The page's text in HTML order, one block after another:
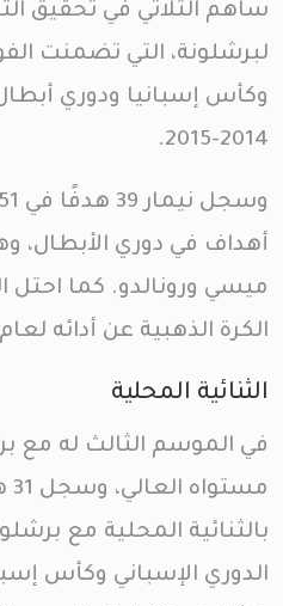
ساهم الثلاثي في تحقيق
لبرشلونة، التي تضمنت
وكأس إسبانيا ودوري
2014-2015.
أهداف في دوري
ميسي ورونالدو. كما احتل
الكرة الذهبية عن أدائه
الثنائية المحلية
في الموسم الثالث له مع
بالثنائية المحلية مع